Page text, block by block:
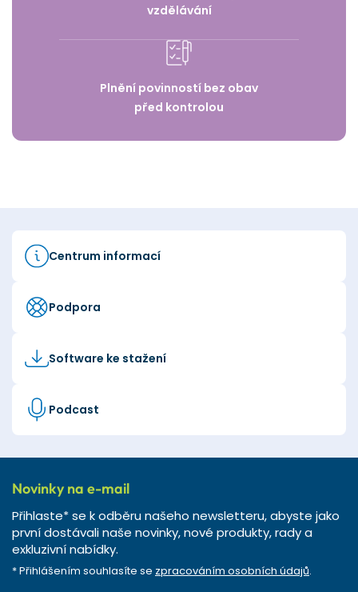
vzdělávání
Plnění povinností bez obav
před kontrolou
Centrum informací
Podpora
Software ke stažení
Podcast
Novinky na e-mail
Přihlaste* se k odběru našeho newsletteru, abyste jako
první dostávali naše novinky, nové produkty, rady a
exkluzivní nabídky.
* Přihlášením souhlasíte se zpracováním osobních údajů.